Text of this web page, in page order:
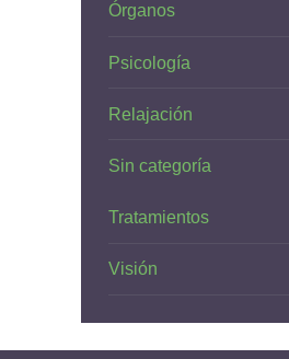
Órganos
Psicología
Relajación
Sin categoría
Tratamientos
Visión